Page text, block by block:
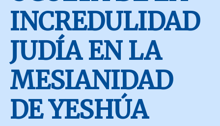
INCREDULIDAD
JUDÍA EN LA
MESIANIDAD
DE YESHÚA